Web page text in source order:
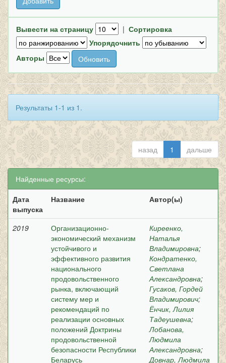
Вывести на страницу | Сортировка
Упорядочнить
Авторы
Результаты 1-1 из 1.
назад 1 дальше
Найденные ресурсы:
Дата
выпуска
Название Автор(ы)
2019
Организационно-
экономический механизм
устойчивого и
эффективного развития
национального
продовольственного
рынка, включающий
систему мер и
рекомендаций по
реализации основных
положений Доктрины
продовольственной
безопасности Республики
Беларусь
Киреенко,
Наталья
Владимировна;
Кондратенко,
Светлана
Александровна;
Гусаков, Гордей
Владимирович;
Ёнчик, Лилия
Тадеушевна;
Лобанова,
Людмила
Александровна;
Довнар, Людмила